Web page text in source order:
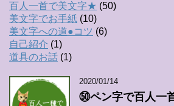
百人一首で美文字★ (50)
美文字でお手紙 (10)
美文字への道●コツ (6)
自己紹介 (1)
道具のお話 (1)
2020/01/14
㊿ペン字で百人一